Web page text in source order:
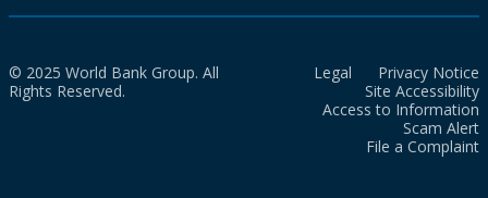
© 2025 World Bank Group. All
Rights Reserved.
Legal
Privacy Notice
Site Accessibility
Access to Information
Scam Alert
File a Complaint